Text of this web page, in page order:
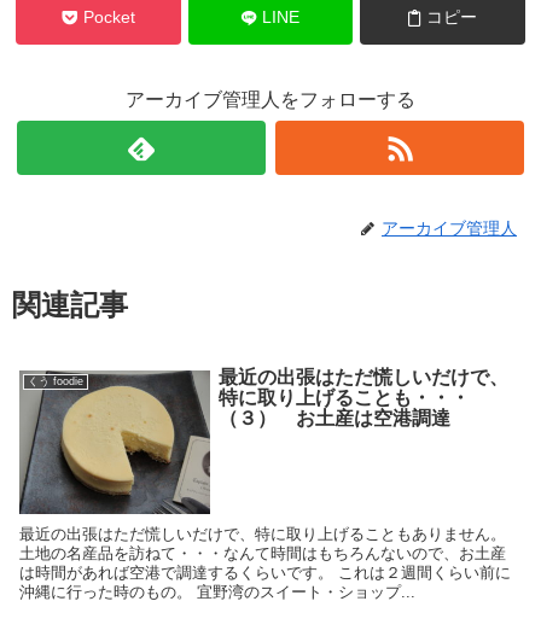
Pocket LINE コピー
アーカイブ管理人をフォローする
アーカイブ管理人
関連記事
くう foodie
最近の出張はただ慌しいだけで、
特に取り上げることも・・・
（３） お土産は空港調達
最近の出張はただ慌しいだけで、特に取り上げることもありません。
土地の名産品を訪ねて・・・なんて時間はもちろんないので、お土産
は時間があれば空港で調達するくらいです。 これは２週間くらい前に
沖縄に行った時のもの。 宜野湾のスイート・ショップ...